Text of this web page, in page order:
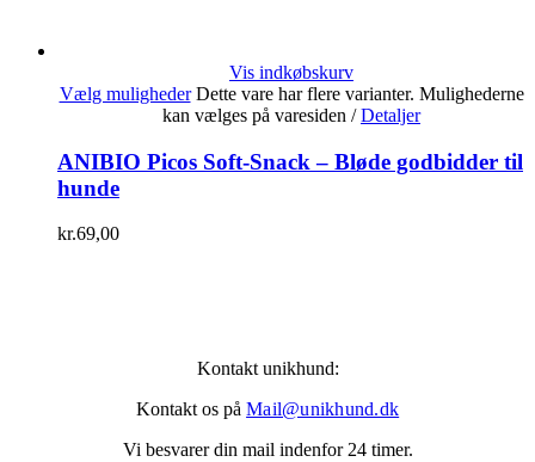
Vis indkøbskurv
Vælg muligheder Dette vare har flere varianter. Mulighederne
kan vælges på varesiden / Detaljer
ANIBIO Picos Soft-Snack – Bløde godbidder til
hunde
kr.69,00
Kontakt unikhund:
Kontakt os på Mail@unikhund.dk
Vi besvarer din mail indenfor 24 timer.